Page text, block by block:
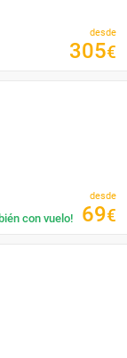
desde
305€
con vuelo!
desde
69€